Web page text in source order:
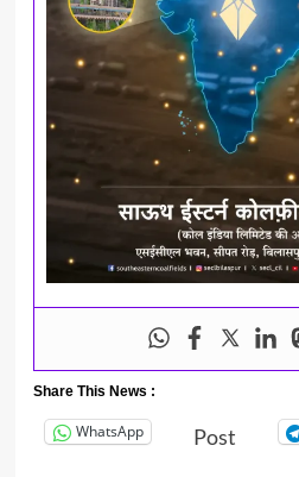
Share This News :
WhatsApp Post